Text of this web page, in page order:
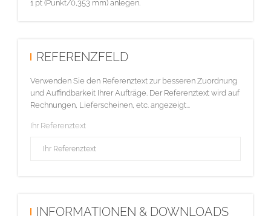
1 pt (Punkt/0,353 mm) anlegen.
REFERENZFELD
Verwenden Sie den Referenztext zur besseren Zuordnung
und Auffindbarkeit Ihrer Aufträge. Der Referenztext wird auf
Rechnungen, Lieferscheinen, etc. angezeigt...
Ihr Referenztext
INFORMATIONEN & DOWNLOADS